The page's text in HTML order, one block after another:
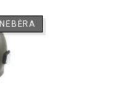
NEBĖRA